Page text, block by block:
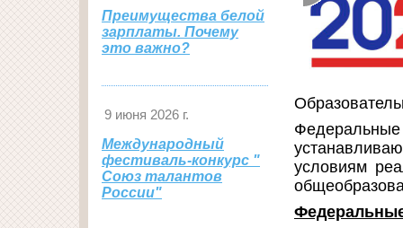
Преимущества белой
зарплаты. Почему
это важно?
9 июня 2026 г.
Международный
фестиваль-конкурс "
Союз талантов
России"
условиям